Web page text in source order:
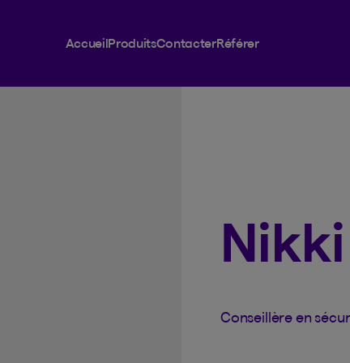
AccueilProduitsContacterRéférer
Conseillère en